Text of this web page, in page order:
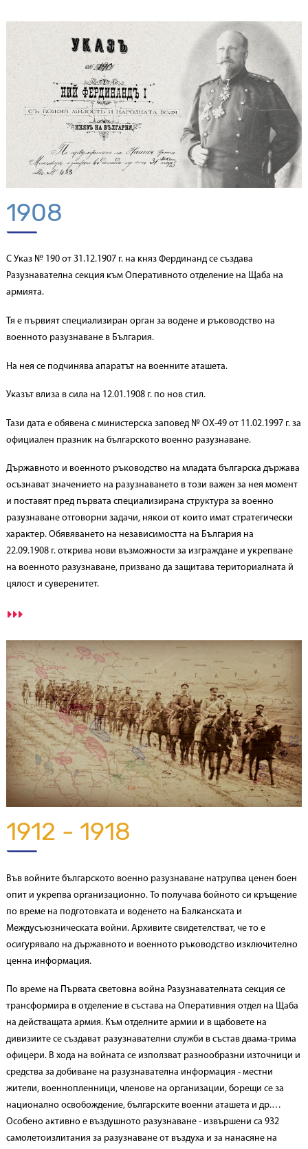
1908
С Указ № 190 от 31.12.1907 г. на княз Фердинанд се създава
Разузнавателна секция към Оперативното отделение на Щаба на
армията.
Тя е първият специализиран орган за водене и ръководство на
военното разузнаване в България.
На нея се подчинява апаратът на военните аташета.
Указът влиза в сила на 12.01.1908 г. по нов стил.
Тази дата е обявена с министерска заповед № ОХ-49 от 11.02.1997 г. за
официален празник на българското военно разузнаване.
Държавното и военното ръководство на младата българска държава
осъзнават значението на разузнаването в този важен за нея момент
и поставят пред първата специализирана структура за военно
разузнаване отговорни задачи, някои от които имат стратегически
характер. Обявяването на независимостта на България на
22.09.1908 г. открива нови възможности за изграждане и укрепване
на военното разузнаване, призвано да защитава териториалната й
цялост и суверенитет.
1912 - 1918
Във войните българското военно разузнаване натрупва ценен боен
опит и укрепва организационно. То получава бойното си кръщение
по време на подготовката и воденето на Балканската и
Междусъюзническата войни. Архивите свидетелстват, че то е
осигурявало на държавното и военното ръководство изключително
ценна информация.
По време на Първата световна война Разузнавателната секция се
трансформира в отделение в състава на Оперативния отдел на Щаба
на действащата армия. Към отделните армии и в щабовете на
дивизиите се създават разузнавателни служби в състав двама-трима
офицери. В хода на войната се използват разнообразни източници и
средства за добиване на разузнавателна информация - местни
жители, военнопленници, членове на организации, борещи се за
национално освобождение, българските военни аташета и др.
Особено активно е въздушното разузнаване - извършени са 932
самолетоизлитания за разузнаване от въздуха и за нанасяне на